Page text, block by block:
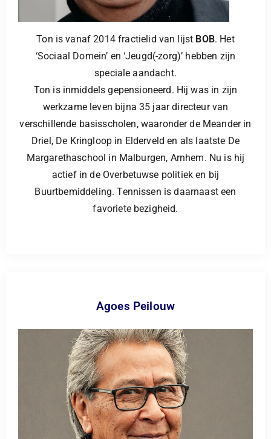
Ton is vanaf 2014 fractielid van lijst BOB. Het
‘Sociaal Domein’ en ‘Jeugd(-zorg)’ hebben zijn
speciale aandacht.
Ton is inmiddels gepensioneerd. Hij was in zijn
werkzame leven bijna 35 jaar directeur van
verschillende basisscholen, waaronder de Meander in
Driel, De Kringloop in Elderveld en als laatste De
Margarethaschool in Malburgen, Arnhem. Nu is hij
actief in de Overbetuwse politiek en bij
Buurtbemiddeling. Tennissen is daarnaast een
favoriete bezigheid.
Agoes Peilouw